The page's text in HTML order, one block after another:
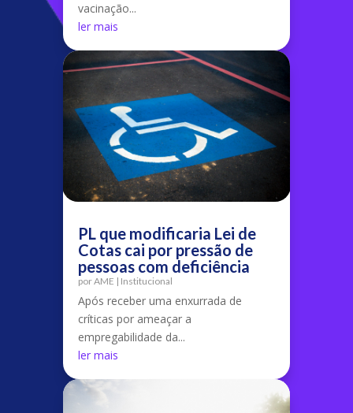
vacinação...
ler mais
PL que modificaria Lei de
Cotas cai por pressão de
pessoas com deficiência
porAME | Institucional
Após receber uma enxurrada de
críticas por ameaçar a
empregabilidade da...
ler mais